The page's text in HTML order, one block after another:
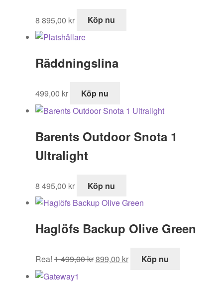
8 895,00 kr Köp nu
Räddningslina
499,00 kr Köp nu
Barents Outdoor Snota 1
Ultralight
8 495,00 kr Köp nu
Haglöfs Backup Olive Green
Rea! 1 499,00kr
ursprungliga
899,00 kr
nuvarande
Köp nu